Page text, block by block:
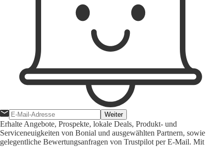
Weiter
Erhalte Angebote, Prospekte, lokale Deals, Produkt- und
Serviceneuigkeiten von Bonial und ausgewählten Partnern, sowie
gelegentliche Bewertungsanfragen von Trustpilot per E-Mail. Mit